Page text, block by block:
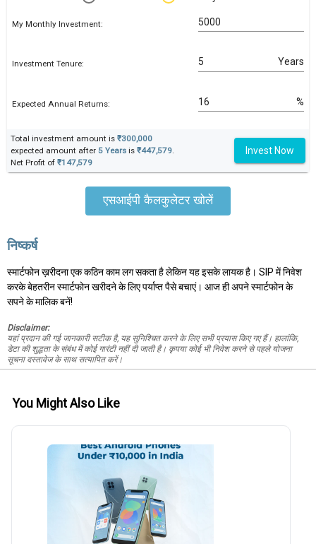
My Monthly Investment:
Investment Tenure: Years
Expected Annual Returns: %
Total investment amount is ₹300,000
expected amount after 5 Years is ₹447,579
Net Profit of ₹147,579
Invest Now
एसआईपी कैलकुलेटर खोलें
निष्कर्ष
स्मार्टफोन ख़रीदना एक कठिन काम लग सकता है लेकिन यह इसके लायक है। SIP में निवेश
करके बेहतरीन स्मार्टफोन खरीदने के लिए पर्याप्त पैसे बचाएं। आज ही अपने स्मार्टफोन के
सपने के मालिक बनें!
Disclaimer:
यहां प्रदान की गई जानकारी सटीक है, यह सुनिश्चित करने के लिए सभी प्रयास किए गए हैं। हालांकि,
डेटा की शुद्धता के संबंध में कोई गारंटी नहीं दी जाती है। कृपया कोई भी निवेश करने से पहले योजना
सूचना दस्तावेज के साथ सत्यापित करें।
You Might Also Like